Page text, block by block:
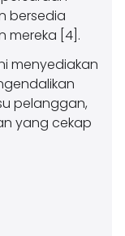
bersedia
mereka [4].
menyediakan
pelanggan,
yang cekap